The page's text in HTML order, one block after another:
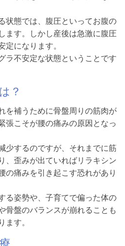
状態では、腹圧といってお腹の
ます。しかし産後は急激に腹圧
になります。
ラ不安定な状態ということです
？
を補うために骨盤周りの筋肉が
張こそが腰の痛みの原因となっ
少するのですが、それまでに筋
、歪みが出ていればリラキシン
の痛みを引き起こす恐れがあり
る姿勢や、子育てで偏った体の
骨盤のバランスが崩れることも
す。